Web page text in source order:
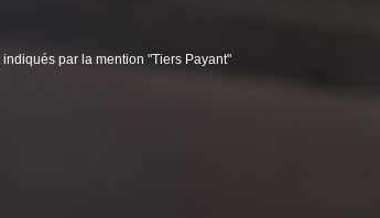
par la mention "Tiers Payant"